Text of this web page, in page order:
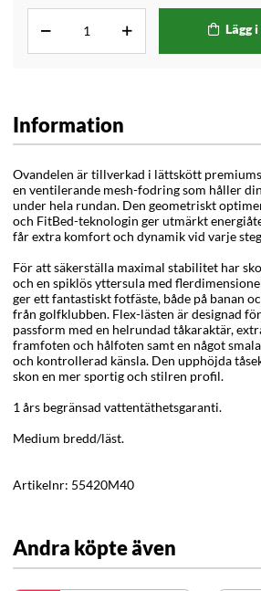
Lägg
Information
Ovandelen är tillverkad i lättskött
en ventilerande mesh-fodring som håller
under hela rundan. Den geometriskt
och FitBed-teknologin ger utmärkt
får extra komfort och dynamik vid varje
För att säkerställa maximal stabilitet har
och en spiklös yttersula med
ger ett fantastiskt fotfäste, både på banan
från golfklubben. Flex-lästen är designad
passform med en helrundad tåkaraktär,
framfoten och hålfoten samt en något
och kontrollerad känsla. Den upphöjda
skon en mer sportig och stilren profil.
1 års begränsad vattentäthetsgaranti.
Medium bredd/läst.
Artikelnr: 55420M40
Andra köpte även